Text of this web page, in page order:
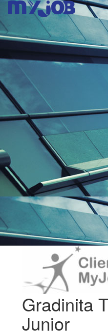
Gradinita
Junior